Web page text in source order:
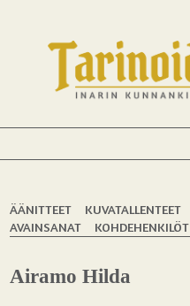
ÄÄNITTEET KUVATALLENTEET
AVAINSANAT
KOHDEHENKILÖT
Airamo Hilda